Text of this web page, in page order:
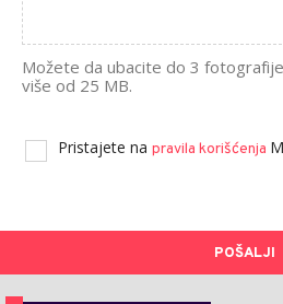
Možete da ubacite do 3
više od 25 MB.
Pristajete na pravila korišćenja
POŠALJI